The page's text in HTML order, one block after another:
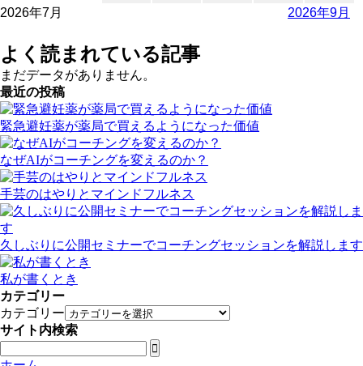
2026年7月 2026年9月
よく読まれている記事
まだデータがありません。
最近の投稿
緊急避妊薬が薬局で買えるようになった価値
なぜAIがコーチングを変えるのか？
手芸のはやりとマインドフルネス
久しぶりに公開セミナーでコーチングセッションを解説します
私が書くとき
カテゴリー
カテゴリー
サイト内検索
